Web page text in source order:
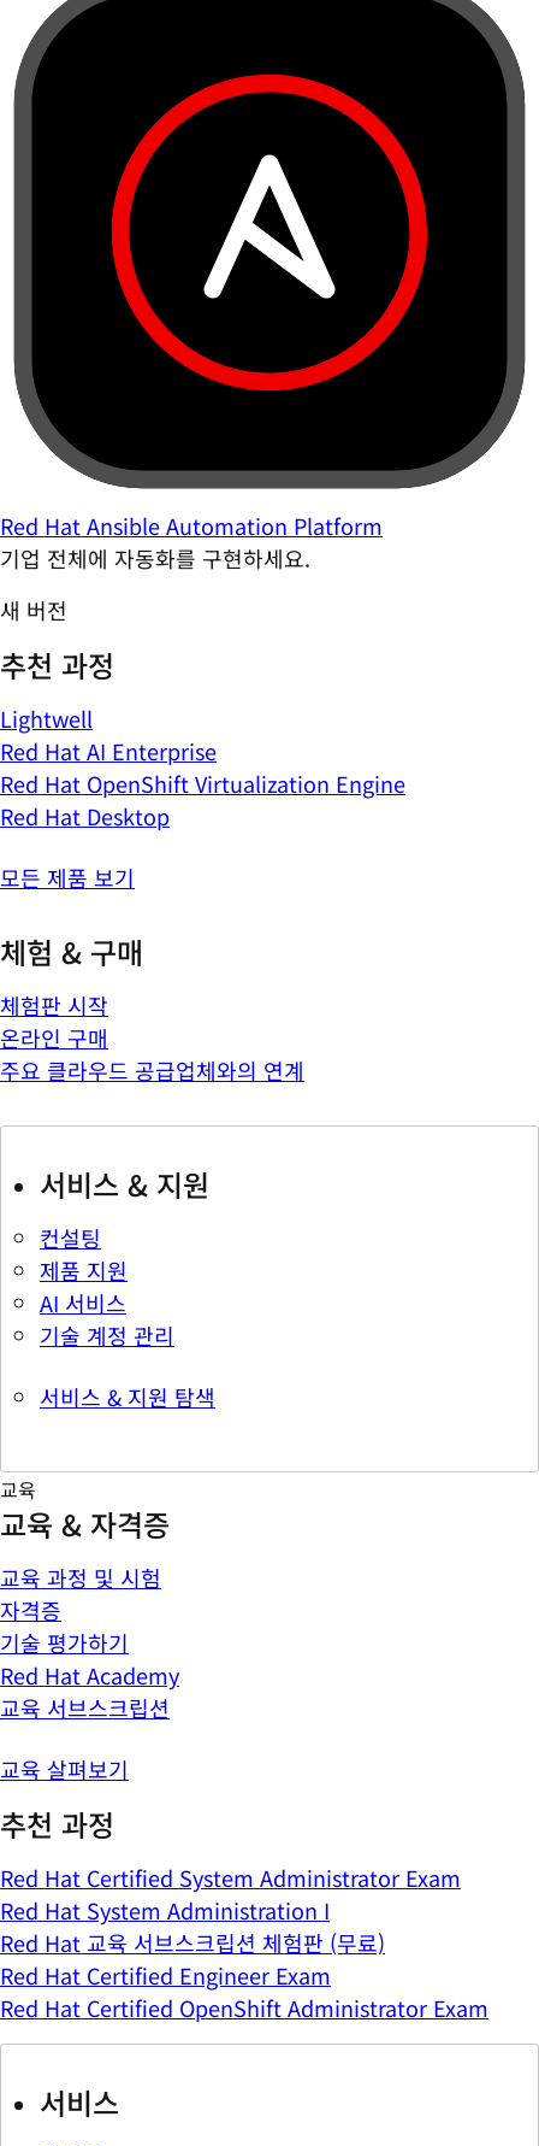
Red Hat Ansible Automation Platform
기업 전체에 자동화를 구현하세요.
새 버전
추천 과정
Lightwell
Red Hat AI Enterprise
Red Hat OpenShift Virtualization Engine
Red Hat Desktop
모든 제품 보기
체험 & 구매
체험판 시작
온라인 구매
주요 클라우드 공급업체와의 연계
서비스 & 지원
컨설팅
제품 지원
AI 서비스
기술 계정 관리
서비스 & 지원 탐색
교육
교육 & 자격증
교육 과정 및 시험
자격증
기술 평가하기
Red Hat Academy
교육 서브스크립션
교육 살펴보기
추천 과정
Red Hat Certified System Administrator Exam
Red Hat System Administration I
Red Hat 교육 서브스크립션 체험판 (무료)
Red Hat Certified Engineer Exam
Red Hat Certified OpenShift Administrator Exam
서비스